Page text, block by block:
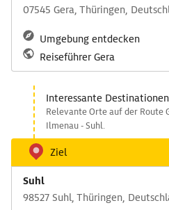
07545 Gera, Thüringen,
Umgebung entdecken
Reiseführer Gera
Interessante
Relevante Orte auf der Route
Ilmenau - Suhl.
Ziel
Suhl
98527 Suhl, Thüringen,